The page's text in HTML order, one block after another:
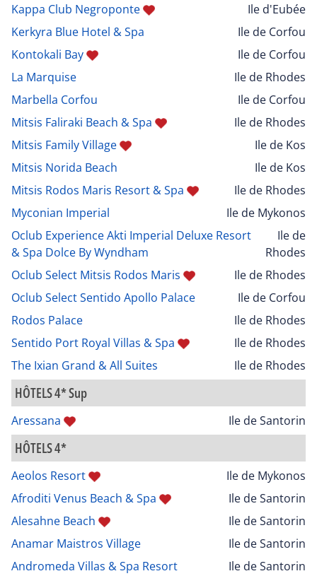
Kappa Club Negroponte
Ile d'Eubée
Kerkyra Blue Hotel & Spa
Ile de Corfou
Kontokali Bay
Ile de Corfou
La Marquise
Ile de Rhodes
Marbella Corfou
Ile de Corfou
Mitsis Faliraki Beach & Spa
Ile de Rhodes
Mitsis Family Village
Ile de Kos
Mitsis Norida Beach
Ile de Kos
Mitsis Rodos Maris Resort & Spa
Ile de Rhodes
Myconian Imperial
Ile de Mykonos
Oclub Experience Akti Imperial Deluxe Resort
& Spa Dolce By Wyndham
Ile de
Rhodes
Oclub Select Mitsis Rodos Maris
Ile de Rhodes
Oclub Select Sentido Apollo Palace
Ile de Corfou
Rodos Palace
Ile de Rhodes
Sentido Port Royal Villas & Spa
Ile de Rhodes
The Ixian Grand & All Suites
Ile de Rhodes
HÔTELS 4* Sup
Aressana Ile de Santorin
HÔTELS 4*
Aeolos Resort
Ile de Mykonos
Afroditi Venus Beach & Spa
Ile de Santorin
Alesahne Beach
Ile de Santorin
Anamar Maistros Village
Ile de Santorin
Andromeda Villas & Spa Resort
Ile de Santorin